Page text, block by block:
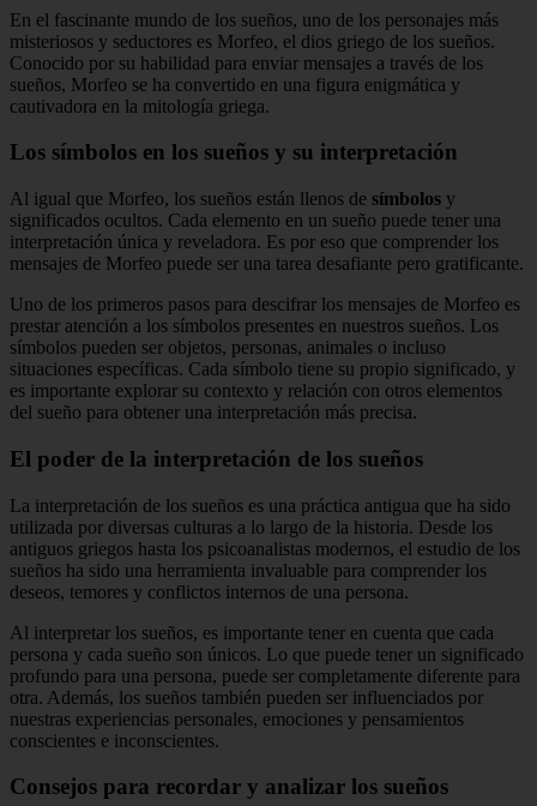
En el fascinante mundo de los sueños, uno de los personajes más
misteriosos y seductores es Morfeo, el dios griego de los sueños.
Conocido por su habilidad para enviar mensajes a través de los
sueños, Morfeo se ha convertido en una figura enigmática y
cautivadora en la mitología griega.
Los símbolos en los sueños y su interpretación
Al igual que Morfeo, los sueños están llenos de símbolos y
significados ocultos. Cada elemento en un sueño puede tener una
interpretación única y reveladora. Es por eso que comprender los
mensajes de Morfeo puede ser una tarea desafiante pero gratificante.
Uno de los primeros pasos para descifrar los mensajes de Morfeo es
prestar atención a los símbolos presentes en nuestros sueños. Los
símbolos pueden ser objetos, personas, animales o incluso
situaciones específicas. Cada símbolo tiene su propio significado, y
es importante explorar su contexto y relación con otros elementos
del sueño para obtener una interpretación más precisa.
El poder de la interpretación de los sueños
La interpretación de los sueños es una práctica antigua que ha sido
utilizada por diversas culturas a lo largo de la historia. Desde los
antiguos griegos hasta los psicoanalistas modernos, el estudio de los
sueños ha sido una herramienta invaluable para comprender los
deseos, temores y conflictos internos de una persona.
Al interpretar los sueños, es importante tener en cuenta que cada
persona y cada sueño son únicos. Lo que puede tener un significado
profundo para una persona, puede ser completamente diferente para
otra. Además, los sueños también pueden ser influenciados por
nuestras experiencias personales, emociones y pensamientos
conscientes e inconscientes.
Consejos para recordar y analizar los sueños